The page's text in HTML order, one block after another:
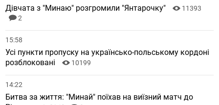
Дівчата з "Минаю" розгромили "Янтарочку"
11393
2
15:58
Усі пункти пропуску на українсько-польському кордоні
розблоковані
10199
14:22
Битва за життя: "Минай" поїхав на виїзний матч до